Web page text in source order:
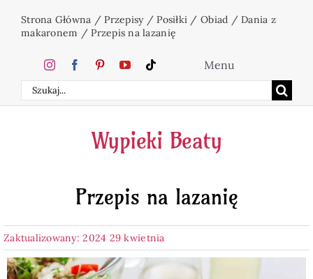
Strona Główna /Przepisy/Posiłki / Obiad /Dania z
makaronem /Przepis na lazanię
Szukaj
Menu
Home
Ciasta
Desery
Wypieki Beaty
Przepis na lazanię
Zaktualizowany: 2024 29 kwietnia